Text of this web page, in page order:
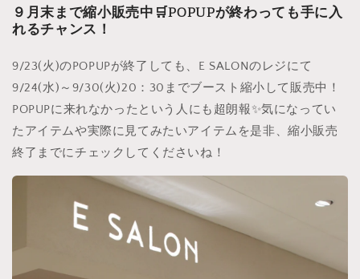
９月末まで縮小販売中🛒POPUPが終わっても手に入
れるチャンス！
9/23(火)のPOPUPが終了しても、E SALONのレジにて
9/24(水)～9/30(火)20：30までブースト縮小して販売中！
POPUPに来れなかったという人にも超朗報✨気になってい
たアイテムや実際に見てみたいアイテムを是非、縮小販売
終了までにチェックしてくださいね！